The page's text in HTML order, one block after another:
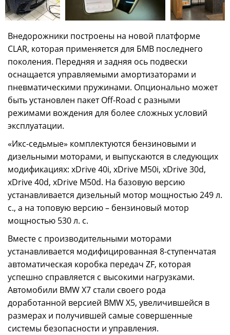
Внедорожники построены на новой платформе
CLAR, которая применяется для БМВ последнего
поколения. Передняя и задняя ось подвески
оснащается управляемыми амортизаторами и
пневматическими пружинами. Опционально может
быть установлен пакет Off-Road с разными
режимами вождения для более сложных условий
эксплуатации.
«Икс-седьмые» комплектуются бензиновыми и
дизельными моторами, и выпускаются в следующих
модификациях: xDrive 40i, xDrive M50i, xDrive 30d,
xDrive 40d, xDrive M50d. На базовую версию
устанавливается дизельный мотор мощностью 249 л.
с., а на топовую версию – бензиновый мотор
мощностью 530 л. с.
Вместе с производительными моторами
устанавливается модифицированная 8-ступенчатая
автоматическая коробка передач ZF, которая
успешно справляется с высокими нагрузками.
Автомобили BMW X7 стали своего рода
доработанной версией BMW X5, увеличившейся в
размерах и получившей самые совершенные
системы безопасности и управления.